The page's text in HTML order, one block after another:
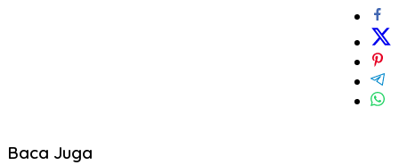
Baca Juga